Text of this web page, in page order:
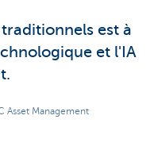
est à
et l'IA
Asset Management